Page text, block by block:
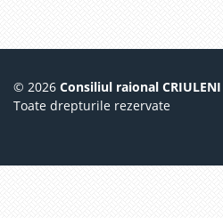
© 2026 Consiliul raional
Toate drepturile rezervate